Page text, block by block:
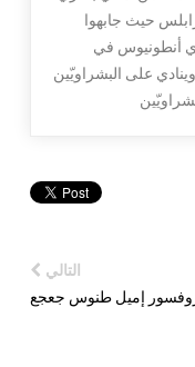
حيث جابهوا
أنطونيوس في
على البشراويّين
التالي
إميل طنوس جعجع